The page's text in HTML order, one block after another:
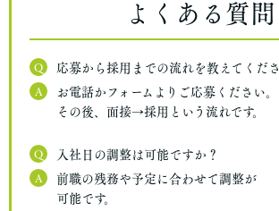
よくある質問
Q 応募から採用までの流れを教えてくだ
A
お電話かフォームよりご応募ください。
その後、面接→採用という流れです。
Q 入社日の調整は可能ですか？
A
前職の残務や予定に合わせて調整が
可能です。